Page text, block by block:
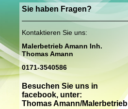
Sie haben Fragen?
Kontaktieren Sie uns:
Malerbetrieb Amann Inh.
Thomas Amann
0171-3540586
Besuchen Sie uns in
facebook, unter:
Thomas Amann/Malerbetrieb